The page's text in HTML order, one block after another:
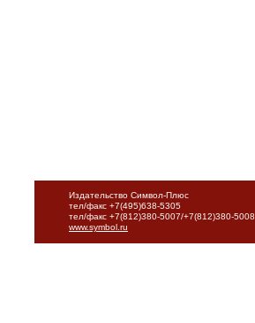
Издательство Символ-Плюс
тел/факс +7(495)638-5305
тел/факс +7(812)380-5007/+7(812)380-5008
www.symbol.ru